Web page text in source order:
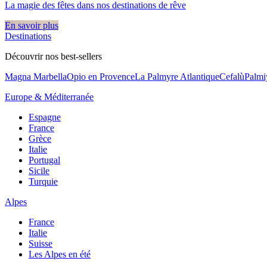
La magie des fêtes dans nos destinations de rêve​
En savoir plus
Destinations
Découvrir nos best-sellers
Magna MarbellaOpio en ProvenceLa Palmyre AtlantiqueCefalù
Europe & Méditerranée
Espagne
France
Grèce
Italie
Portugal
Sicile
Turquie
Alpes
France
Italie
Suisse
Les Alpes en été